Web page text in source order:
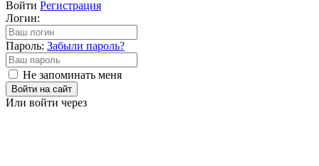
Войти Регистрация
Логин:
Пароль: Забыли пароль?
Не запоминать меня
Войти на сайт
Или войти через